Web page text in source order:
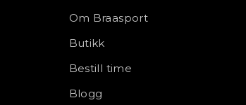
Om Braasport
Butikk
Bestill time
Blogg